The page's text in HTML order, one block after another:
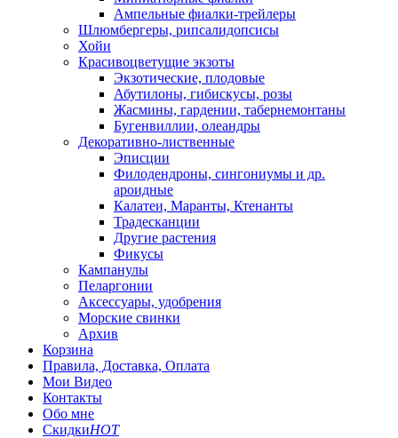
Ампельные фиалки-трейлеры
Шлюмбергеры, рипсалидопсисы
Хойи
Красивоцветущие экзоты
Экзотические, плодовые
Абутилоны, гибискусы, розы
Жасмины, гардении, табернемонтаны
Бугенвиллии, олеандры
Декоративно-лиственные
Эписции
Филодендроны, сингониумы и др.
ароидные
Калатеи, Маранты, Ктенанты
Традесканции
Другие растения
Фикусы
Кампанулы
Пеларгонии
Аксессуары, удобрения
Морские свинки
Архив
Корзина
Правила, Доставка, Оплата
Мои Видео
Контакты
Обо мне
СкидкиHOT